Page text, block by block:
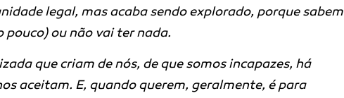
legal, mas acaba sendo explorado, porque sabem
pouco) ou não vai ter nada.
que criam de nós, de que somos incapazes, há
aceitam. E, quando querem, geralmente, é para